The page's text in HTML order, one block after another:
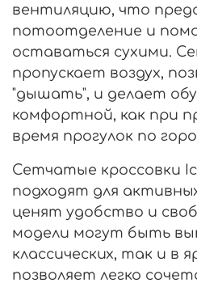
вентиляцию, что
потоотделение и
оставаться сухими.
пропускает воздух,
"дышать", и делает
комфортной, как при
время прогулок по
Сетчатые кроссовки
подходят для
ценят удобство и
модели могут быть
классических, так и в
позволяет легко